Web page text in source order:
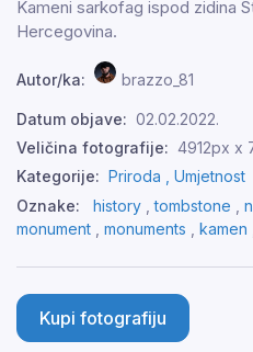
Kameni sarkofag ispod zidina
Hercegovina.
Autor/ka: brazzo_81
Datum objave: 02.02.2022.
Veličina fotografije: 4912px x
Kategorije: Priroda , Umjetnost
Oznake:
history ,tombstone
monument
monuments kamen
Kupi fotografiju